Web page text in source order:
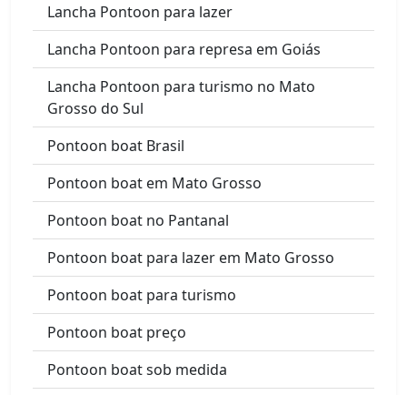
Lancha Pontoon para lazer
Lancha Pontoon para represa em Goiás
Lancha Pontoon para turismo no Mato
Grosso do Sul
Pontoon boat Brasil
Pontoon boat em Mato Grosso
Pontoon boat no Pantanal
Pontoon boat para lazer em Mato Grosso
Pontoon boat para turismo
Pontoon boat preço
Pontoon boat sob medida